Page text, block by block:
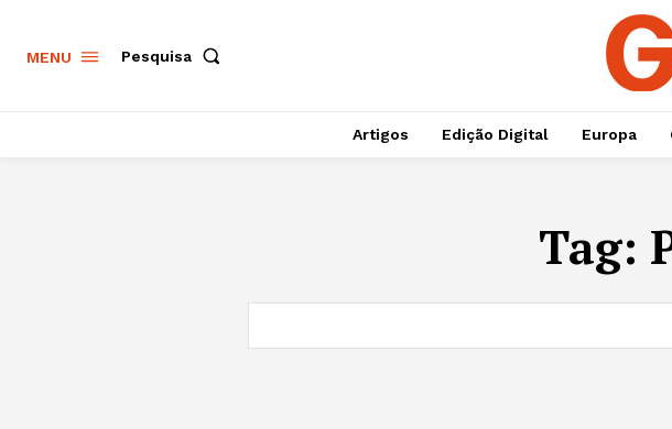
MENU Pesquisa
Artigos Edição Digital Europa
Tag: